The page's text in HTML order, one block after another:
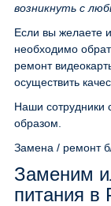
возникнуть с
Если вы желаете
необходимо
ремонт
осуществить
Наши
образом.
Замена / ремонт
Заменим
питания в